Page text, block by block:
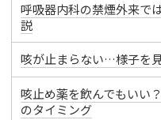
呼吸器内科の禁煙外来で
説
咳が止まらない…様子を
咳止め薬を飲んでもいい
のタイミング